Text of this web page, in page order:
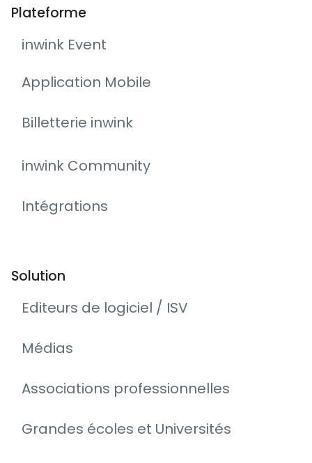
Plateforme
inwink Event
Application Mobile
Billetterie inwink
inwink Community
Intégrations
Solution
Editeurs de logiciel / ISV
Médias
Associations professionnelles
Grandes écoles et Universités